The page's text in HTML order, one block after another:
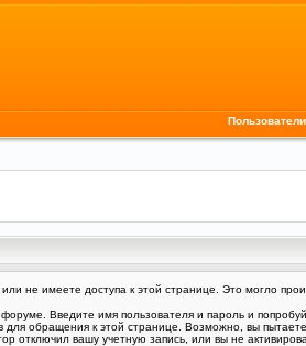
Пользователи
не имеете доступа к этой странице. Это могло
Введите имя пользователя и пароль и
для обращения к этой странице. Возможно, вы
отключил вашу учетную запись, или вы не